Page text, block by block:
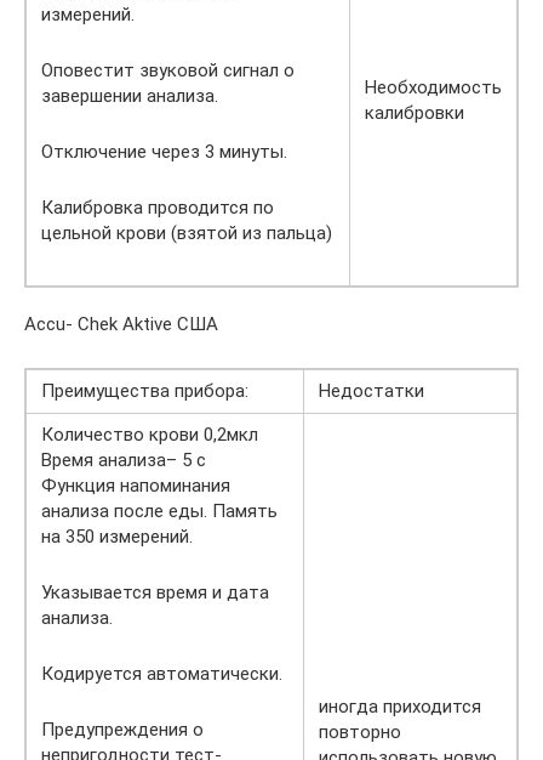
измерений.
Оповестит звуковой сигнал о
завершении анализа.
Отключение через 3 минуты.
Калибровка проводится по
цельной крови (взятой из пальца)
Необходимость
калибровки
Accu- Chek Aktive США
Преимущества прибора:
Недостатки
Количество крови 0,2мкл
Время анализа– 5 с
Функция напоминания
анализа после еды. Память
на 350 измерений.
Указывается время и дата
анализа.
Кодируется автоматически.
Предупреждения о
непригодности тест-
иногда приходится
повторно